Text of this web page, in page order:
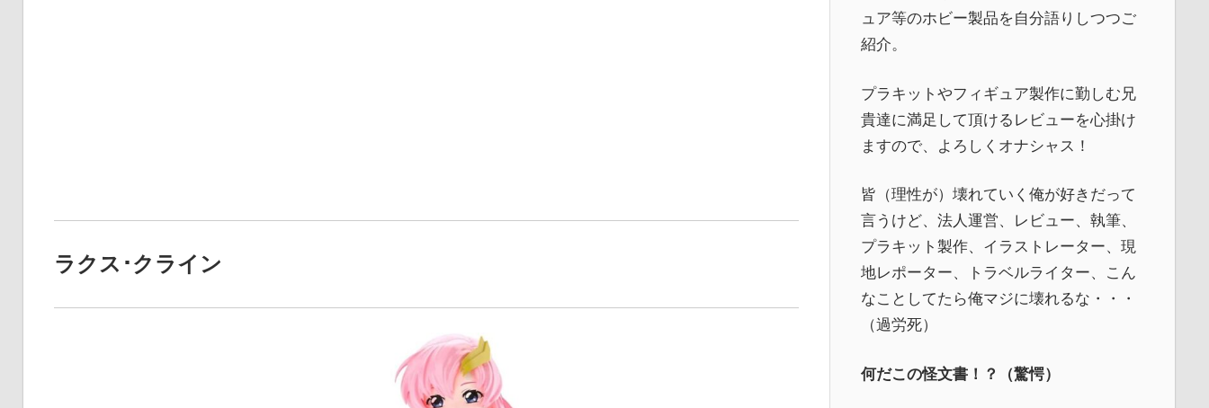
ラクス･クライン
ュア等のホビー製品を自分語りしつつご
紹介。
プラキットやフィギュア製作に勤しむ兄
貴達に満足して頂けるレビューを心掛け
ますので、よろしくオナシャス！
皆（理性が）壊れていく俺が好きだって
言うけど、法人運営、レビュー、執筆、
プラキット製作、イラストレーター、現
地レポーター、トラベルライター、こん
なことしてたら俺マジに壊れるな・・・
（過労死）
何だこの怪文書！？（驚愕）